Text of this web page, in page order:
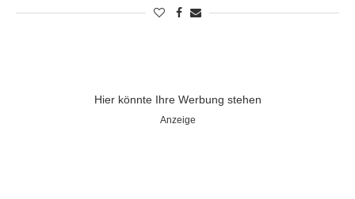
Hier könnte Ihre Werbung stehen
Anzeige